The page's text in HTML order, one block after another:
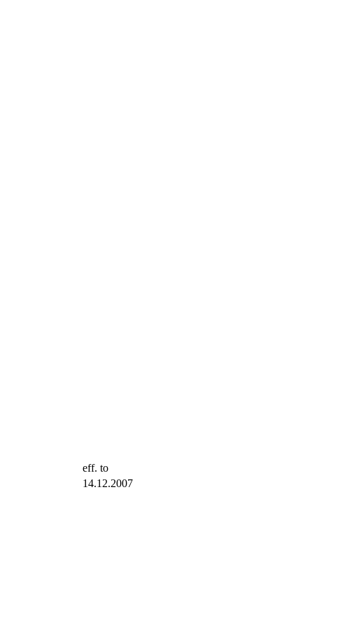
eff. to
14.12.2007